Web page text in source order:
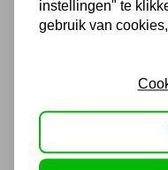
instellingen" te
gebruik van